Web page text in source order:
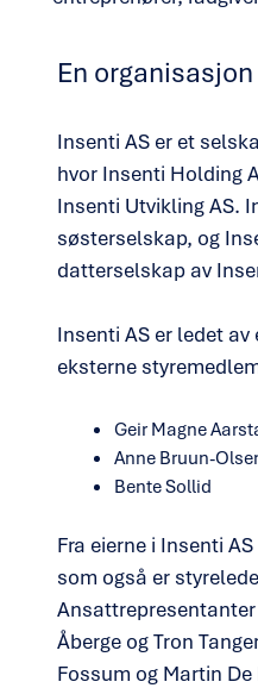
En
Insenti AS er et
hvor Insenti Holding
Insenti Utvikling AS.
søsterselskap, og
datterselskap av
Insenti AS er ledet
eksterne
Geir Magne
Anne Bruun-
Bente Sollid
Fra eierne i Insenti
som også er
Åberge og Tron
Fossum og Martin